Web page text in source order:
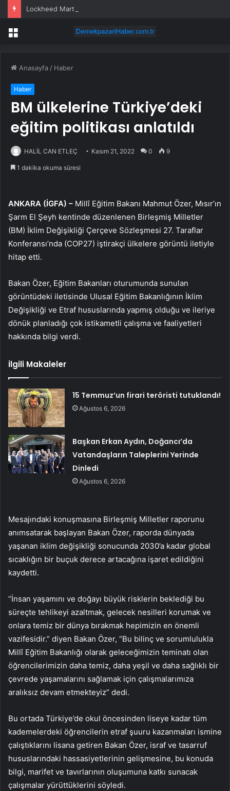
Menü
Anasayfa / Haber
Haber
BM ülkelerine Türkiye’deki
eğitim politikası anlatıldı
HALİL CAN ETLEÇ Kasım 21, 2022 0 9
1 dakika okuma süresi
ANKARA (İGFA) – Millî Eğitim Bakanı Mahmut Özer, Mısır’ın
Şarm El Şeyh kentinde düzenlenen Birleşmiş Milletler
(BM) İklim Değişikliği Çerçeve Sözleşmesi 27. Taraflar
Konferansı’nda (COP27) iştirakçi ülkelere görüntü iletiyle
hitap etti.
Bakan Özer, Eğitim Bakanları oturumunda sunulan
görüntüdeki iletisinde Ulusal Eğitim Bakanlığının İklim
Değişikliği ve Etraf hususlarında yapmış olduğu ve ileriye
dönük planladığı çok istikametli çalışma ve faaliyetleri
hakkında bilgi verdi.
İlgili Makaleler
15 Temmuz’un firari teröristi tutuklandı!
Ağustos 6, 2026
Başkan Erkan Aydın, Doğancı’da
Vatandaşların Taleplerini Yerinde
Dinledi
Ağustos 6, 2026
Mesajındaki konuşmasına Birleşmiş Milletler raporunu
anımsatarak başlayan Bakan Özer, raporda dünyada
yaşanan iklim değişikliği sonucunda 2030’a kadar global
sıcaklığın bir buçuk derece artacağına işaret edildiğini
kaydetti.
“İnsan yaşamını ve doğayı büyük risklerin beklediği bu
süreçte tehlikeyi azaltmak, gelecek nesilleri korumak ve
onlara temiz bir dünya bırakmak hepimizin en önemli
vazifesidir.” diyen Bakan Özer, “Bu bilinç ve sorumlulukla
Millî Eğitim Bakanlığı olarak geleceğimizin teminatı olan
öğrencilerimizin daha temiz, daha yeşil ve daha sağlıklı bir
çevrede yaşamalarını sağlamak için çalışmalarımıza
aralıksız devam etmekteyiz” dedi.
Bu ortada Türkiye’de okul öncesinden liseye kadar tüm
kademelerdeki öğrencilerin etraf şuuru kazanmaları ismine
çalıştıklarını lisana getiren Bakan Özer, israf ve tasarruf
hususlarındaki hassasiyetlerinin gelişmesine, bu konuda
bilgi, marifet ve tavırlarının oluşumuna katkı sunacak
çalışmalar yürüttüklerini söyledi.